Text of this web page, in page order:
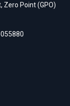
Zero Point (GPO)